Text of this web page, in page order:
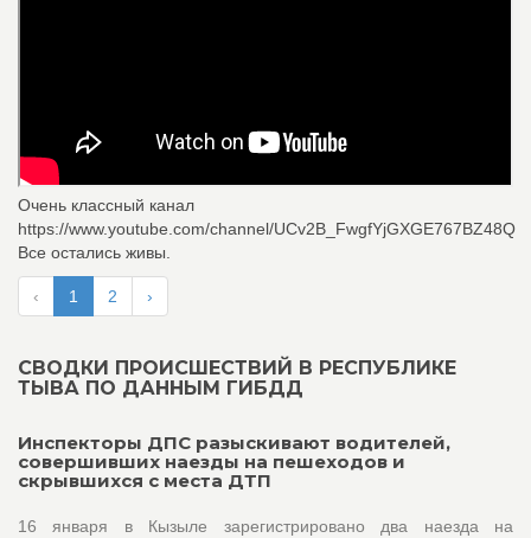
Очень классный канал
https://www.youtube.com/channel/UCv2B_FwgfYjGXGE767BZ48Q
Все остались живы.
‹ 1 2 ›
СВОДКИ ПРОИСШЕСТВИЙ В РЕСПУБЛИКЕ
ТЫВА ПО ДАННЫМ ГИБДД
Инспекторы ДПС разыскивают водителей,
совершивших наезды на пешеходов и
скрывшихся с места ДТП
16 января в Кызыле зарегистрировано два наезда на